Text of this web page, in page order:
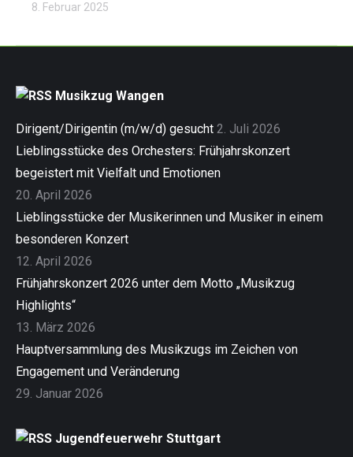
8. Februar 2025
Musikzug Wangen
Dirigent/Dirigentin (m/w/d) gesucht 2. Juli 2026
Lieblingsstücke des Orchesters: Frühjahrskonzert
begeistert mit Vielfalt und Emotionen
20. April 2026
Lieblingsstücke der Musikerinnen und Musiker in einem
besonderen Konzert
12. April 2026
Frühjahrskonzert 2026 unter dem Motto „Musikzug
Highlights“
13. März 2026
Hauptversammlung des Musikzugs im Zeichen von
Engagement und Veränderung
29. Januar 2026
Jugendfeuerwehr Stuttgart